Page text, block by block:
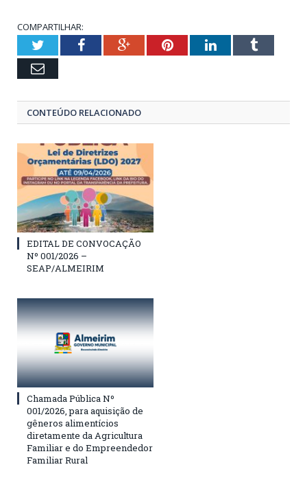
COMPARTILHAR:
TwitterFacebookGoogle+PinterestLinkedInTumblr
Email
CONTEÚDO RELACIONADO
EDITAL DE CONVOCAÇÃO
Nº 001/2026 –
SEAP/ALMEIRIM
Chamada Pública Nº
001/2026, para aquisição de
gêneros alimentícios
diretamente da Agricultura
Familiar e do Empreendedor
Familiar Rural